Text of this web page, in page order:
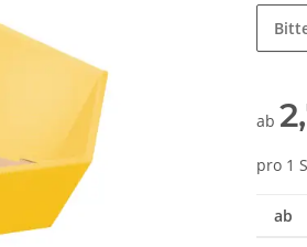
ab
pro 1
ab